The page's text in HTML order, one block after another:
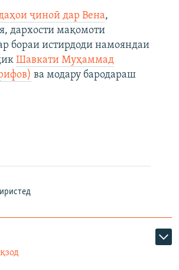
ҷиноӣ дар Вена,
дархости мақомоти
бораи истирдоди намояндаи
Шавкати Муҳаммад
ва модару бародараш